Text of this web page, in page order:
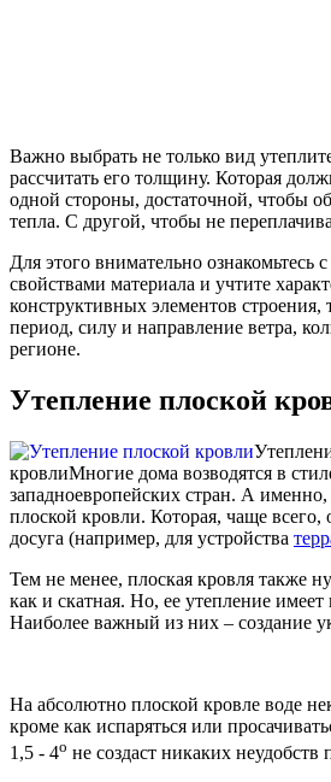
Важно выбрать не только вид
рассчитать его толщину. Которая
одной стороны, достаточной, чтобы
тепла. С другой, чтобы не
Для этого внимательно ознакомьтесь
свойствами материала и учтите
конструктивных элементов строения,
период, силу и направление ветра,
регионе.
Утепление плоской
кровлиМногие дома возводятся в
западноевропейских стран. А именно,
плоской кровли. Которая, чаще всего,
досуга (например, для устройства
Тем не менее, плоская кровля также
как и скатная. Но, ее утепление
Наиболее важный из них – создание
На абсолютно плоской кровле воде
кроме как испаряться или
1,5 - 4о не создаст никаких